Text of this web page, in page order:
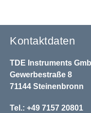
Kontaktdaten
TDE Instruments
Gewerbestraße 8
71144 Steinenbronn
Tel.: +49 7157 20801